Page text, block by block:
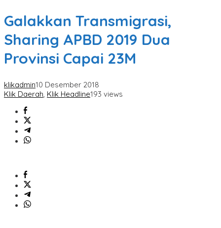
Galakkan Transmigrasi,
Sharing APBD 2019 Dua
Provinsi Capai 23M
klikadmin10 Desember 2018
Klik Daerah, Klik Headline193 views